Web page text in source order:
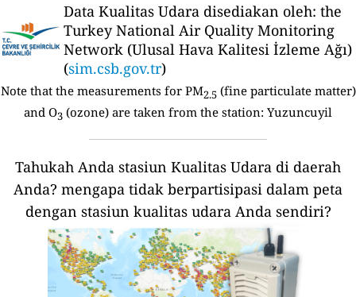
Data Kualitas Udara disediakan oleh: the
Turkey National Air Quality Monitoring
Network (Ulusal Hava Kalitesi İzleme Ağı)
(sim.csb.gov.tr)
Note that the measurements for PM2.5 (fine particulate matter)
and O3 (ozone) are taken from the station: Yuzuncuyil
Tahukah Anda stasiun Kualitas Udara di daerah
Anda? mengapa tidak berpartisipasi dalam peta
dengan stasiun kualitas udara Anda sendiri?